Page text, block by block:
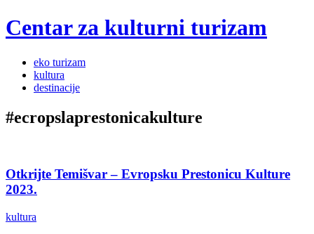
Centar za kulturni turizam
Menu
Skip
content
eko turizam
kultura
destinacije
#ecropslaprestonicakulture
Otkrijte Temišvar – Evropsku Prestonicu Kulture
2023.
kultura